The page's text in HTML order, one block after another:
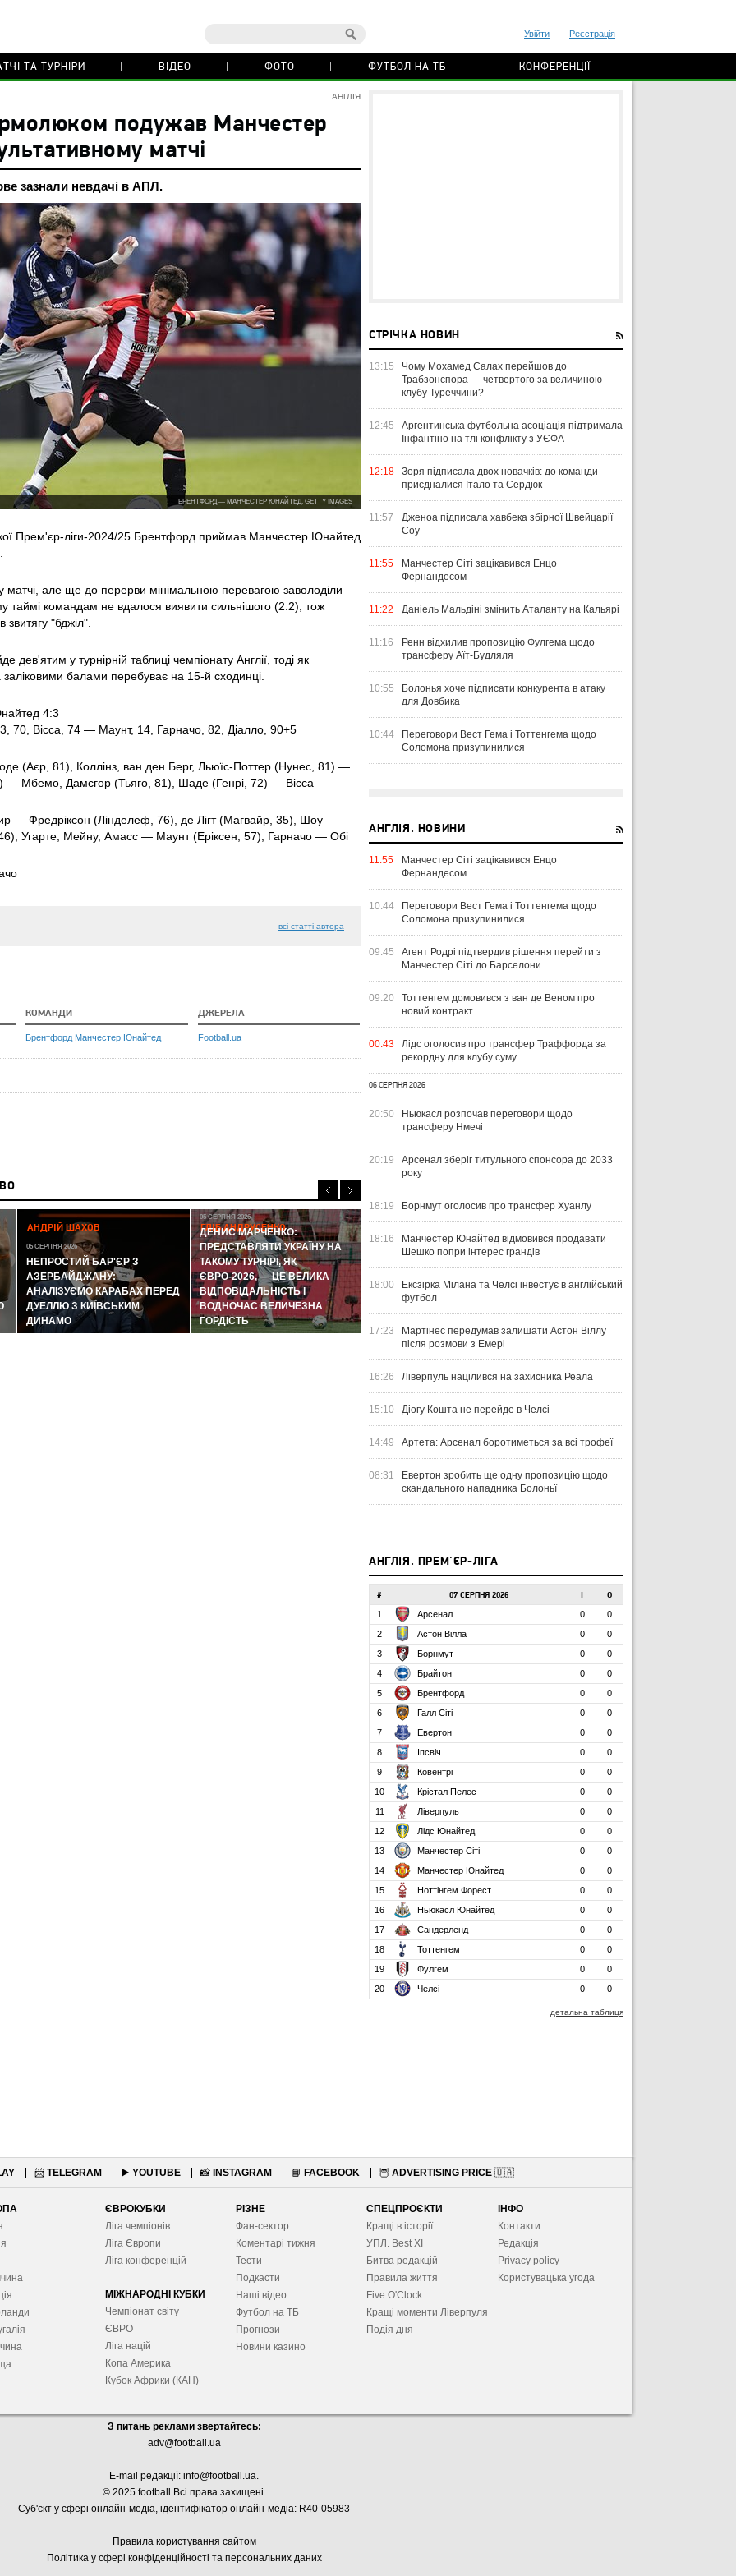
Увійти Реєстрація
ТА ТУРНІРИ ВІДЕО ФОТО ФУТБОЛ НА ТБ КОНФЕРЕНЦІЇ
АНГЛІЯ
подужав Манчестер
матчі
зазнали невдачі в АПЛ.
БРЕНТФОРД — МАНЧЕСТЕР ЮНАЙТЕД, GETTY IMAGES
Прем'єр-ліги-2024/25 Брентфорд приймав Манчестер Юнайтед
матчі, але ще до перерви мінімальною перевагою заволоділи
таймі командам не вдалося виявити сильнішого (2:2), тож
звитягу "бджіл".
дев'ятим у турнірній таблиці чемпіонату Англії, тоді як
балами перебуває на 15-й сходинці.
4:3
70, Вісса, 74 — Маунт, 14, Гарначо, 82, Діалло, 90+5
(Аєр, 81), Коллінз, ван ден Берг, Льюїс-Поттер (Нунес , 81) —
— Мбемо, Дамсгор (Тьяго , 81), Шаде (Генрі, 72) — Вісса
— Фредріксон (Лінделеф, 76), де Лігт (Магвайр, 35), Шоу
46), Угарте, Мейну, Амасс — Маунт (Еріксен, 57), Гарначо — Обі
всі статті автора
КОМАНДИ
Брентфорд Манчестер Юнайтед
ДЖЕРЕЛА
Football.ua
АНДРІЙ ШАХОВ
05 СЕРПНЯ 2026
НЕПРОСТИЙ БАР'ЄР З
АЗЕРБАЙДЖАНУ:
АНАЛІЗУЄМО КАРАБАХ ПЕРЕД
ДУЕЛЛЮ З КИЇВСЬКИМ
ДИНАМО
ГЛІБ АНДРУСЕНКО
05 СЕРПНЯ 2026
ДЕНИС МАРЧЕНКО:
ПРЕДСТАВЛЯТИ УКРАЇНУ НА
ТАКОМУ ТУРНІРІ, ЯК
ЄВРО-2026, — ЦЕ ВЕЛИКА
ВІДПОВІДАЛЬНІСТЬ І
ВОДНОЧАС ВЕЛИЧЕЗНА
ГОРДІСТЬ
ПЕРЕМАГАЄ, РОМАНЧУК
ТРИМАЄ РІВЕНЬ, ЛЕХІЯ ЗНОВУ
31 ЛИПНЯ 2026
СТРІЧКА НОВИН
13:15
Чому Мохамед Салах перейшов до
Трабзонспора — четвертого за величиною
клубу Туреччини?
12:45
Аргентинська футбольна асоціація підтримала
Інфантіно на тлі конфлікту з УЄФА
12:18
Зоря підписала двох новачків: до команди
приєдналися Італо та Сердюк
11:57
Дженоа підписала хавбека збірної Швейцарії
Соу
11:55
Манчестер Сіті зацікавився Енцо
Фернандесом
11:22 Даніель Мальдіні змінить Аталанту на Кальярі
11:16
Ренн відхилив пропозицію Фулгема щодо
трансферу Аїт-Будляля
10:55
Болонья хоче підписати конкурента в атаку
для Довбика
10:44
Переговори Вест Гема і Тоттенгема щодо
Соломона призупинилися
АНГЛІЯ. НОВИНИ
11:55
Манчестер Сіті зацікавився Енцо
Фернандесом
10:44
Переговори Вест Гема і Тоттенгема щодо
Соломона призупинилися
09:45
Агент Родрі підтвердив рішення перейти з
Манчестер Сіті до Барселони
09:20
Тоттенгем домовився з ван де Веном про
новий контракт
00:43
Лідс оголосив про трансфер Траффорда за
рекордну для клубу суму
06 СЕРПНЯ 2026
20:50
Ньюкасл розпочав переговори щодо
трансферу Нмечі
20:19
Арсенал зберіг титульного спонсора до 2033
року
18:19 Борнмут оголосив про трансфер Хуанлу
18:16
Манчестер Юнайтед відмовився продавати
Шешко попри інтерес грандів
18:00
Ексзірка Мілана та Челсі інвестує в англійський
футбол
17:23
Мартінес передумав залишати Астон Віллу
після розмови з Емері
16:26 Ліверпуль націлився на захисника Реала
15:10 Діогу Кошта не перейде в Челсі
14:49 Артета: Арсенал боротиметься за всі трофеї
08:31
Евертон зробить ще одну пропозицію щодо
скандального нападника Болоньї
АНГЛІЯ. ПРЕМ'ЄР-ЛІГА
# 07 СЕРПНЯ 2026 О
1 Арсенал 0
0
2
Астон Вілла 0
0
3
Борнмут 0
0
4
Брайтон 0
0
5
Брентфорд 0
0
6
Галл Сіті 0
0
7
Евертон 0
0
8
Іпсвіч 0
0
9
Ковентрі 0
0
10
Крістал Пелес 0
0
11
Ліверпуль 0
0
12
Лідс Юнайтед 0
0
13
Манчестер Сіті 0
0
14
Манчестер Юнайтед 0
0
15
Ноттінгем Форест 0
0
16
Ньюкасл Юнайтед 0
0
17
Сандерленд 0
0
18
Тоттенгем 0
0
19
Фулгем 0
0
20
Челсі 0 0
детальна таблиця
📨 TELEGRAM ▶️ YOUTUBE 📸 INSTAGRAM 📘 FACEBOOK 🦉 ADVERTISING PRICE 🇺🇦
ЄВРОКУБКИ
Ліга чемпіонів
Ліга Європи
Ліга конференцій
МІЖНАРОДНІ КУБКИ
Чемпіонат світу
ЄВРО
Ліга націй
Копа Америка
Кубок Африки (КАН)
РІЗНЕ
Фан-сектор
Коментарі тижня
Тести
Подкасти
Наші відео
Футбол на ТБ
Прогнози
Новини казино
СПЕЦПРОЄКТИ
Кращі в історії
УПЛ. Best XІ
Битва редакцій
Правила життя
Five O'Clock
Кращі моменти Ліверпуля
Подія дня
ІНФО
Контакти
Редакція
Privacy policy
Користувацька угода
З питань реклами звертайтесь:
adv@football.ua
E-mail редакції: info@football.ua.
© 2025 football Всі права захищені.
Суб'єкт у сфері онлайн-медіа, ідентифікатор онлайн-медіа: R40-05983
Правила користування сайтом
Політика у сфері конфіденційності та персональних даних